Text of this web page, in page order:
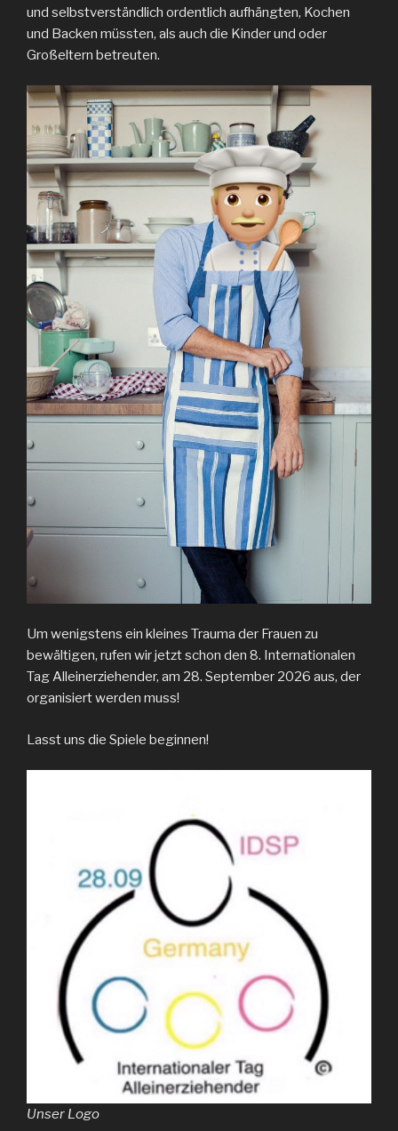
und selbstverständlich ordentlich aufhängten, Kochen
und Backen müssten, als auch die Kinder und oder
Großeltern betreuten.
Um wenigstens ein kleines Trauma der Frauen zu
bewältigen, rufen wir jetzt schon den 8. Internationalen
Tag Alleinerziehender, am 28. September 2026 aus, der
organisiert werden muss!
Lasst uns die Spiele beginnen!
Unser Logo